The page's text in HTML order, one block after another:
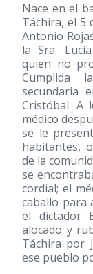
Nace en el
Táchira, el 5
Antonio
la Sra.
quien no
Cumplida
secundaria
Cristóbal. A
médico
se le
habitantes,
de la
se
cordial; el
caballo para
el dictador
alocado y
Táchira por
ese pueblo